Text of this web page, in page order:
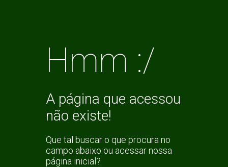
Hmm :/
A página que acessou
não existe!
Que tal buscar o que procura no
campo abaixo ou acessar nossa
página inicial?